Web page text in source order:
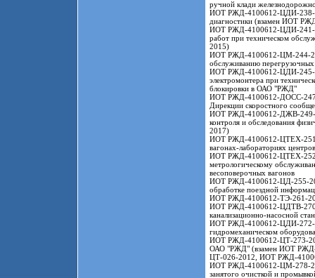
ручной клади
ИОТ РЖД-4100612-ЦДИ-238-
диагностики (взамен ИОТ
ИОТ РЖД-4100612-ЦДИ-241-
работ при техническом
2015)
ИОТ РЖД-4100612-ЦМ-244-
обслуживанию
ИОТ РЖД-4100612-ЦДИ-245-
электромонтера при
блокировки в ОАО "РЖД"
ИОТ РЖД-4100612-ДОСС-247-
Дирекции скоростного
ИОТ РЖД-4100612-ДЖВ-249-
контроля и обследования
2017)
ИОТ РЖД-4100612-ЦТЕХ-251-
вагонах-лабораториях
ИОТ РЖД-4100612-ЦТЕХ-252-
метрологическому
весоповерочных вагонов
ИОТ РЖД-4100612-ЦД-255-
обработке поездной
ИОТ РЖД-4100612-ТЭ-261-
ИОТ РЖД-4100612-ЦДТВ-270-
канализационно-насосной
ИОТ РЖД-4100612-ЦДИ-272-
гидромеханическом
ИОТ РЖД-4100612-ЦТ-273-
ОАО "РЖД" (взамен ИОТ
ЦТ-026-2012, ИОТ РЖД-
ИОТ РЖД-4100612-ЦМ-278-
занятого очисткой и